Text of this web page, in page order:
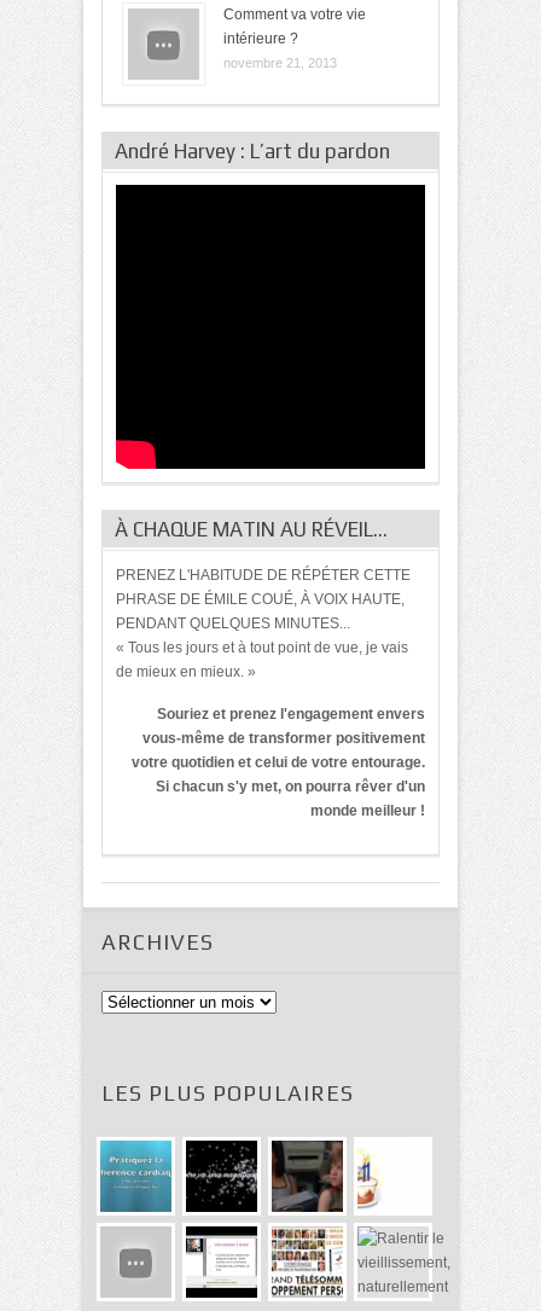
Comment va votre vie
intérieure ?
novembre 21, 2013
André Harvey : L’art du pardon
À CHAQUE MATIN AU RÉVEIL…
PRENEZ L'HABITUDE DE RÉPÉTER CETTE
PHRASE DE ÉMILE COUÉ, À VOIX HAUTE,
PENDANT QUELQUES MINUTES...
« Tous les jours et à tout point de vue, je vais
de mieux en mieux. »
Souriez et prenez l'engagement envers
vous-même de transformer positivement
votre quotidien et celui de votre entourage.
Si chacun s'y met, on pourra rêver d'un
monde meilleur !
ARCHIVES
Archives
LES PLUS POPULAIRES